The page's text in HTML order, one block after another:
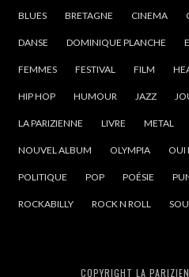
BLUES BRETAGNE CINEMA
DANSE DOMINIQUE PLANCHE
FEMMES FESTIVAL FILM
HIP HOP HUMOUR JAZZ
LA PARIZIENNE LIVRE METAL
NOUVEL ALBUM OLYMPIA OUI
POLITIQUE POP POÉSIE
ROCKABILLY ROCK N ROLL
COPYRIGHT LA